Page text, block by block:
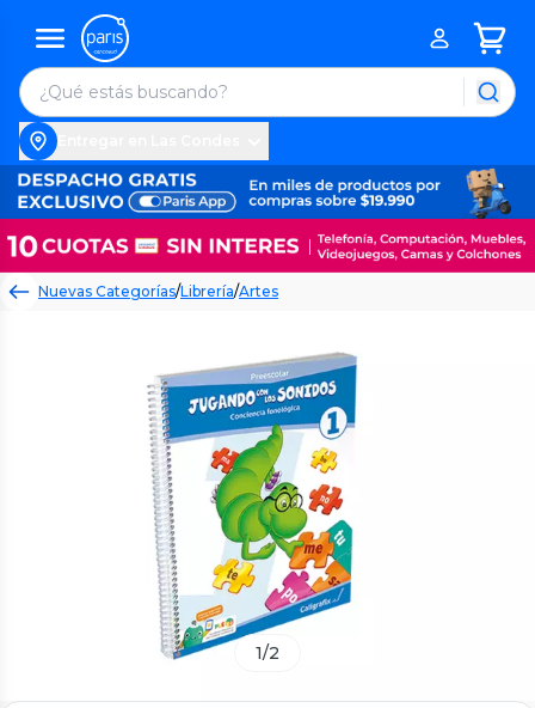
Nuevas Categorías/Librería/Artes
1/2